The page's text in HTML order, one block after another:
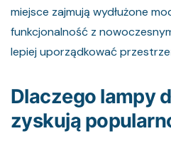
miejsce zajmują wydłużone
funkcjonalność z
lepiej uporządkować
Dlaczego lampy
zyskują